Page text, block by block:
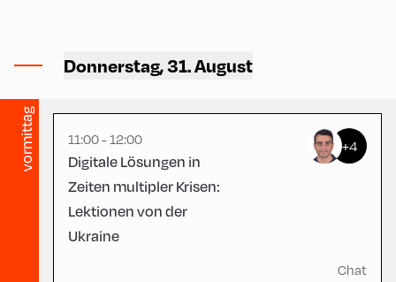
Donnerstag, 31. August
vormittag
CCA – Hayek-Saal
11:00 - 12:00
Digitale Lösungen in
Zeiten multipler Krisen:
Lektionen von der
Ukraine
+4
Chat